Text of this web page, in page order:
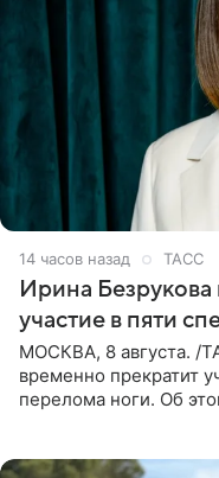
14 часов назад ТАСС
Ирина
участие в пяти
МОСКВА, 8 августа. /
временно прекратит
перелома ноги. Об